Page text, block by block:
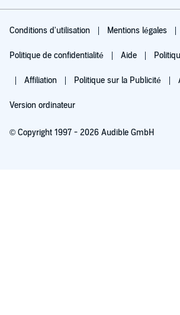
Conditions d'utilisation Mentions légales
Politique de confidentialité Aide
Affiliation Politique sur la Publicité
Version ordinateur
© Copyright 1997 - 2026 Audible GmbH